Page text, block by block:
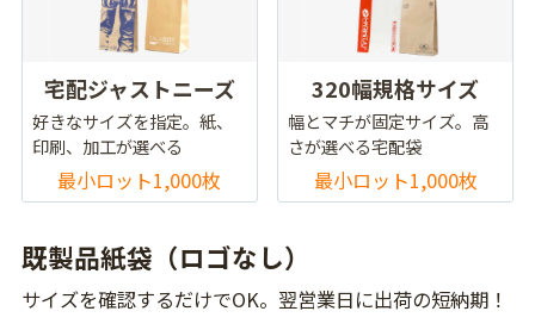
宅配ジャストニーズ
好きなサイズを指定。紙、
印刷、加工が選べる
最小ロット1,000枚
320幅規格サイズ
幅とマチが固定サイズ。高
さが選べる宅配袋
最小ロット1,000枚
既製品紙袋（ロゴなし）
サイズを確認するだけでOK。翌営業日に出荷の短納期！